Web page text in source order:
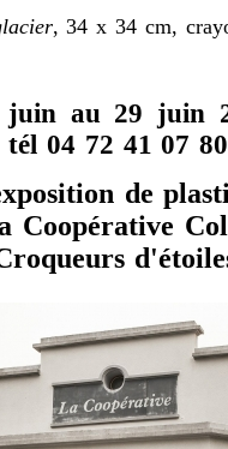
, 34 x 34 cm,
juin au 29 juin
04 72 41 07
de
Coopérative